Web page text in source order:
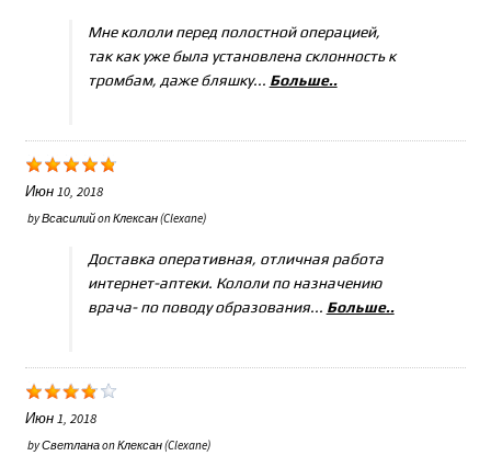
Мне кололи перед полостной операцией,
так как уже была установлена склонность к
тромбам, даже бляшку... Больше..
Июн 10, 2018
byВсасилийonКлексан (Clexane)
Доставка оперативная, отличная работа
интернет-аптеки. Кололи по назначению
врача- по поводу образования... Больше..
Июн 1, 2018
byСветланаonКлексан (Clexane)